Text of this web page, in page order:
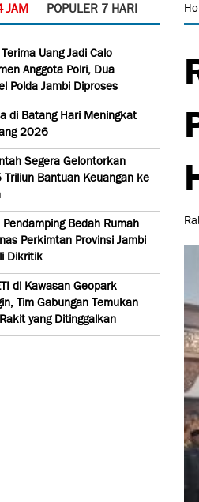
JAM POPULER 7 HARI
Uang Jadi Calo
Anggota Polri, Dua
Polda Jambi Diproses
di Batang Hari Meningkat
2026
Segera Gelontorkan
Triliun Bantuan Keuangan ke
Bedah Rumah
Perkimtan Provinsi Jambi
Dikritik
di Kawasan Geopark
Tim Gabungan Temukan
yang Ditinggalkan